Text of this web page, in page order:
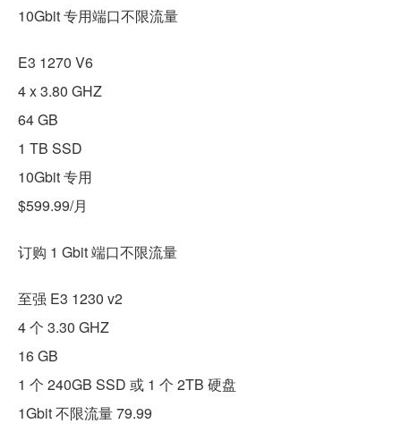
10Gbit 专用端口不限流量
E3 1270 V6
4 x 3.80 GHZ
64 GB
1 TB SSD
10Gbit 专用
$599.99/月
订购 1 Gbit 端口不限流量
至强 E3 1230 v2
4 个 3.30 GHZ
16 GB
1 个 240GB SSD 或 1 个 2TB 硬盘
1Gbit 不限流量 79.99